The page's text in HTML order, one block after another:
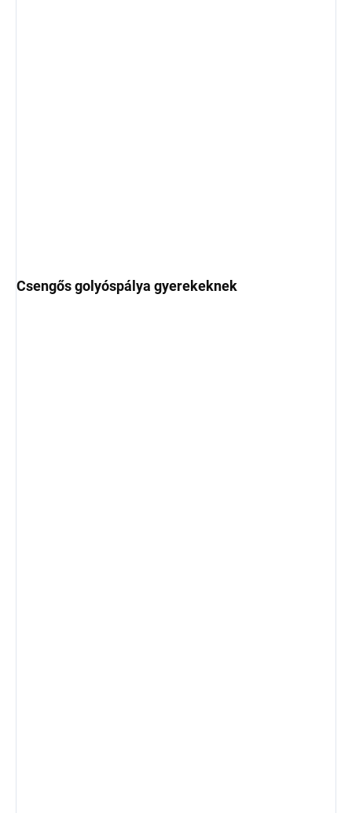
Csengős golyóspálya gyerekeknek